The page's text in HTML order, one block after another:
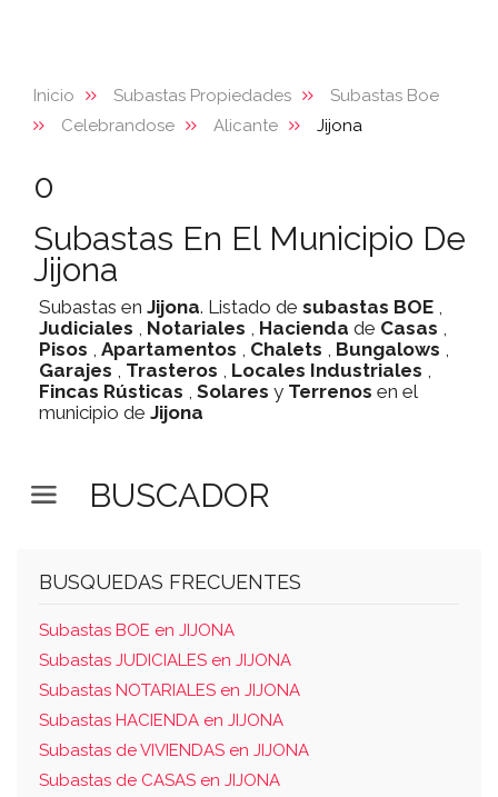
Inicio Subastas Propiedades
Subastas Boe
Celebrandose
Alicante Jijona
0
Subastas En El Municipio De
Jijona
Subastas en Jijona. Listado de subastas BOE ,
Judiciales , Notariales , Hacienda de Casas ,
Pisos , Apartamentos , Chalets , Bungalows ,
Garajes , Trasteros , Locales Industriales ,
Fincas Rústicas , Solares y Terrenos en el
municipio de Jijona
BUSCADOR
BUSQUEDAS FRECUENTES
Subastas BOE en JIJONA
Subastas JUDICIALES en JIJONA
Subastas NOTARIALES en JIJONA
Subastas HACIENDA en JIJONA
Subastas de VIVIENDAS en JIJONA
Subastas de CASAS en JIJONA